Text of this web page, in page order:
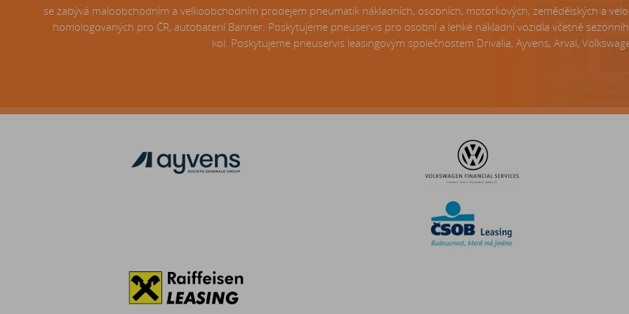
se zabývá maloobchodním a velkoobchodním prodejem pneumatik nákladních, osobních, motorkových, zemědělských a
homologovaných pro ČR, autobaterií Banner. Poskytujeme pneuservis pro osobní a lehké nákladní vozidla včetně
kol. Poskytujeme pneuservis leasingovým společnostem Drivalia, Ayvens, Arval,